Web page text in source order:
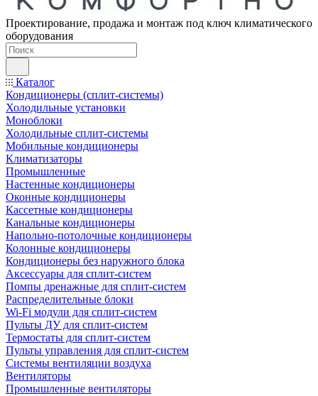
Проектирование, продажа и монтаж под ключ климатического
оборудования
Каталог
Кондиционеры (сплит-системы)
Холодильные установки
Моноблоки
Холодильные сплит-системы
Мобильные кондиционеры
Климатизаторы
Промышленные
Настенные кондиционеры
Оконные кондиционеры
Кассетные кондиционеры
Канальные кондиционеры
Напольно-потолочные кондиционеры
Колонные кондиционеры
Кондиционеры без наружного блока
Аксессуары для сплит-систем
Помпы дренажные для сплит-систем
Распределительные блоки
Wi-Fi модули для сплит-систем
Пульты ДУ для сплит-систем
Термостаты для сплит-систем
Пульты управления для сплит-систем
Системы вентиляции воздуха
Вентиляторы
Промышленные вентиляторы